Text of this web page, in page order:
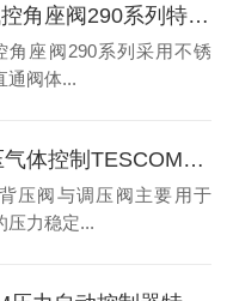
ASCO气控角座阀290系列特点和应用优势有哪些
角座阀290系列采用不锈
通阀体...
工业高压气体控制TESCOM背压阀与调压阀应用区别是什么
压阀与调压阀主要用于
压力稳定...